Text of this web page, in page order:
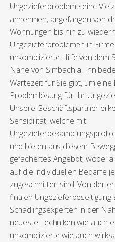
Ungezieferprobleme eine
annehmen, angefangen von
Wohnungen bis hin zu
Ungezieferproblemen in
unkomplizierte Hilfe von dem
Nähe von Simbach a. Inn
Wartezeit für Sie gibt, um
Problemlösung für Ihr
Unsere Geschäftspartner
Sensibilität, welche mit
und bieten aus diesem
gefächertes Angebot, wobei
auf die individuellen Bedarfe
zugeschnitten sind. Von der
finalen Ungezieferbeseitigung
Schädlingsexperten in der
neueste Techniken wie auch
unkomplizierte wie auch